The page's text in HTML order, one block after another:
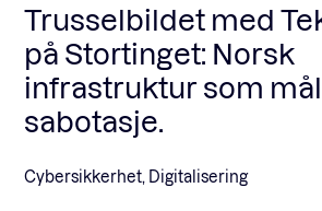
Trusselbildet med
på Stortinget: Norsk
infrastruktur som
sabotasje.
Cybersikkerhet, Digitalisering